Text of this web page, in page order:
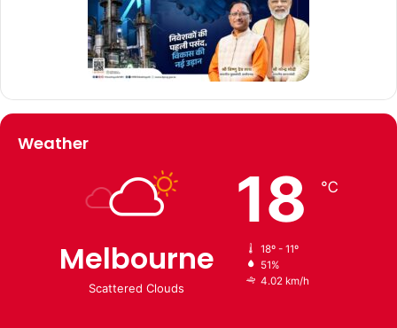
Weather
Melbourne
Scattered Clouds
18 ℃
18º - 11º
51%
4.02 km/h